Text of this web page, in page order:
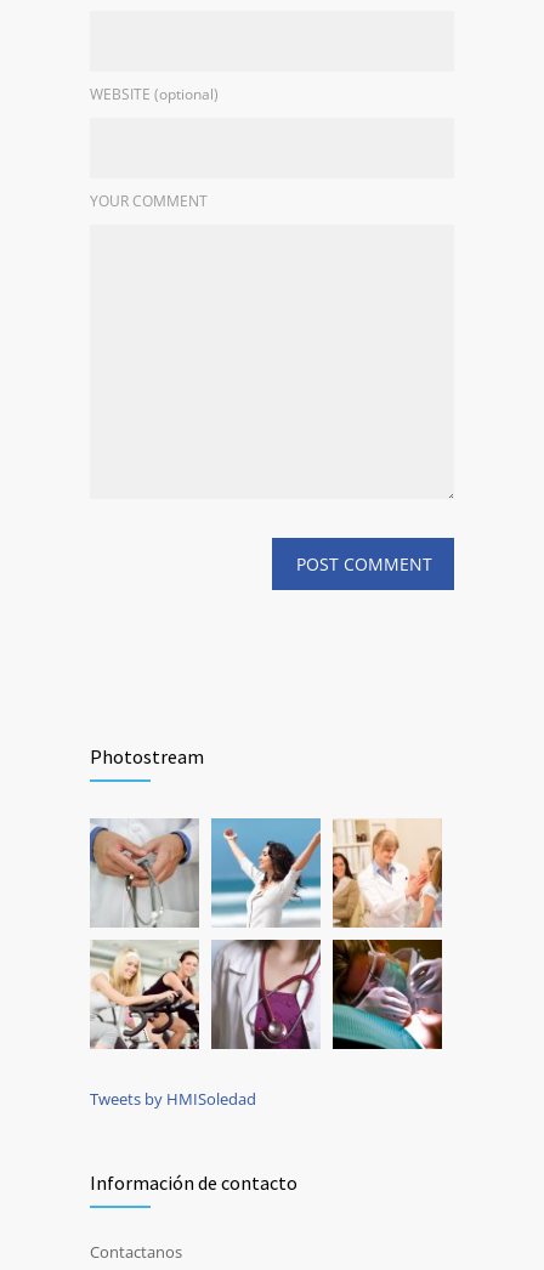
WEBSITE (optional)
YOUR COMMENT
Photostream
Tweets by HMISoledad
Información de contacto
Contactanos